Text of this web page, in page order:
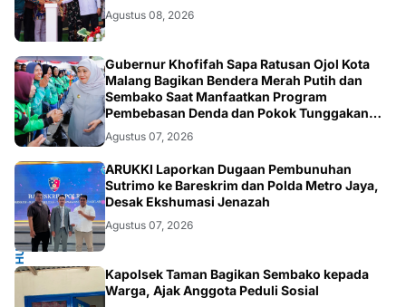
Agustus 08, 2026
SOSIAL
Gubernur Khofifah Sapa Ratusan Ojol Kota
Malang Bagikan Bendera Merah Putih dan
Sembako Saat Manfaatkan Program
Pembebasan Denda dan Pokok Tunggakan
PKB
Agustus 07, 2026
HUKUM.NASIONAL
ARUKKI Laporkan Dugaan Pembunuhan
Sutrimo ke Bareskrim dan Polda Metro Jaya,
Desak Ekshumasi Jenazah
Agustus 07, 2026
Kapolsek Taman Bagikan Sembako kepada
Warga, Ajak Anggota Peduli Sosial